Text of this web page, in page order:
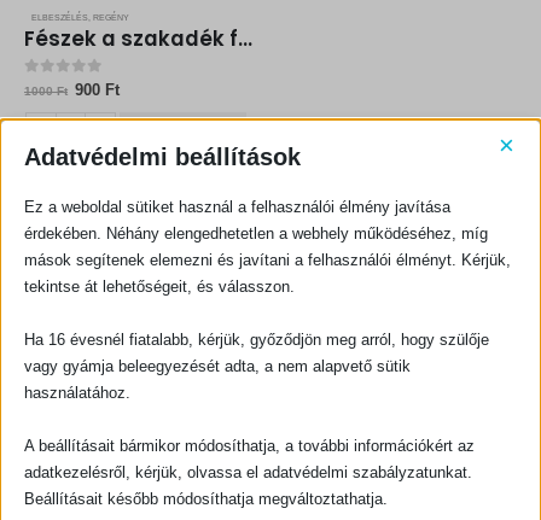
ELBESZÉLÉS, REGÉNY
Fészek a szakadék fölött
0out of 5
1000Ft Original
was:
900 FtCurrent
is:
KAPCSOLATFELVÉTEL
Evangéliumi Kiadó
1066 Budapest, Ó utca 16.
TELEFON:
+36-1-311-5860
Adatvédelmi beállítások ×
Ez a weboldal sütiket használ a felhasználói élmény javítása
érdekében. Néhány elengedhetetlen a webhely működéséhez, míg
mások segítenek elemezni és javítani a felhasználói élményt. Kérjük,
tekintse át lehetőségeit, és válasszon.
Ha 16 évesnél fiatalabb, kérjük, győződjön meg arról, hogy szülője
vagy gyámja beleegyezését adta, a nem alapvető sütik
használatához.
A beállításait bármikor módosíthatja, a további információkért az
adatkezelésről, kérjük, olvassa el adatvédelmi szabályzatunkat.
Beállításait később módosíthatja megváltoztathatja.